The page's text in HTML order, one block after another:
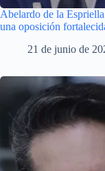
Abelardo de la
una oposición
21 de junio de